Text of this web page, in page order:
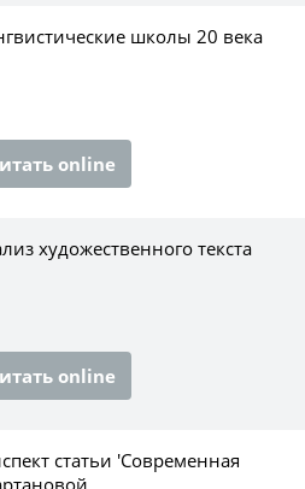
школы 20 века
online
художественного текста
online
статьи 'Современная